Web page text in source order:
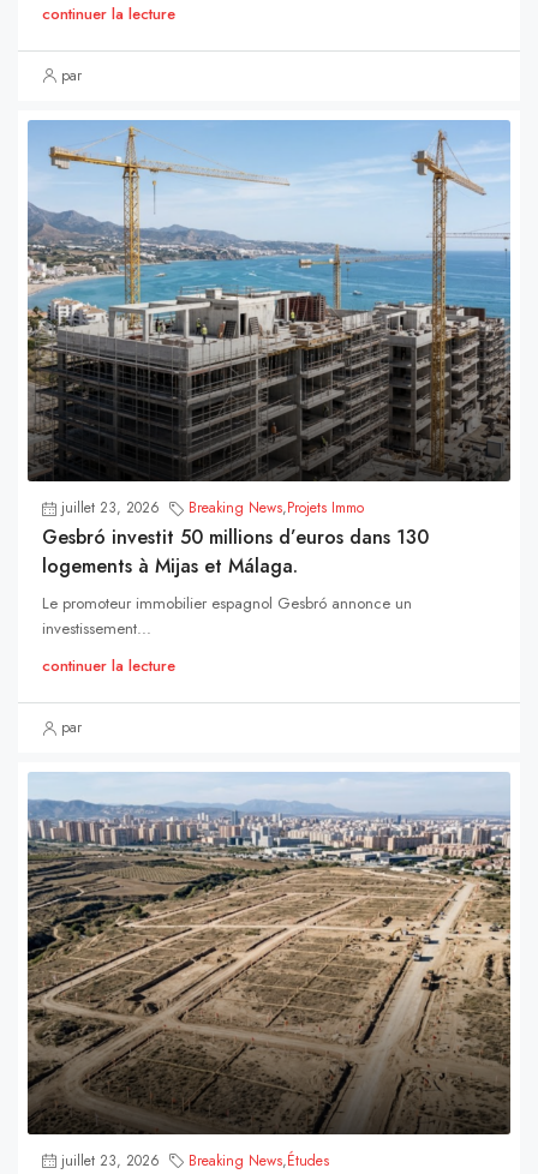
continuer la lecture
par
juillet 23, 2026 Breaking News,Projets Immo
Gesbró investit 50 millions d’euros dans 130
logements à Mijas et Málaga.
Le promoteur immobilier espagnol Gesbró annonce un
investissement...
continuer la lecture
par
juillet 23, 2026 Breaking News,Études